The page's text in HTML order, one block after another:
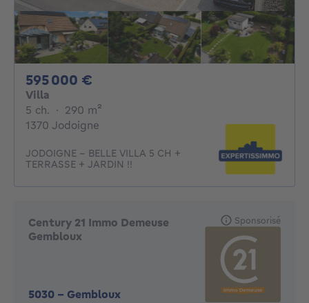
595 000 €
Villa
5 ch. 5 chambres
· 290 m²
1370 Jodoigne
JODOIGNE - BELLE VILLA 5 CH +
TERRASSE + JARDIN !!
Century 21 Immo Demeuse
Gembloux
5030 - Gembloux
Sponsorisé